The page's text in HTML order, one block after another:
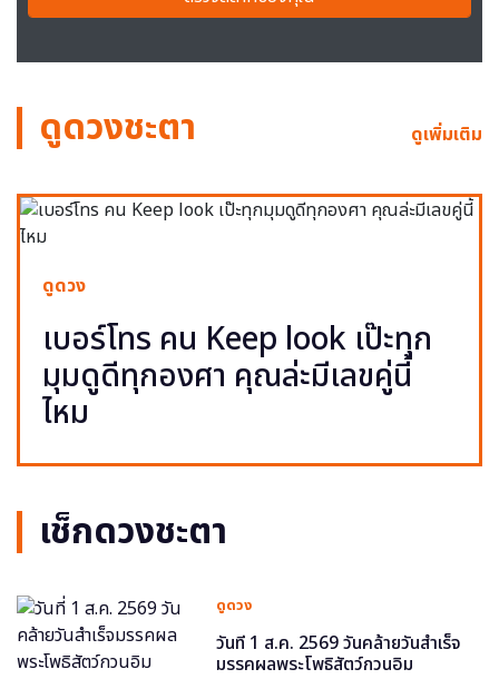
ดูดวงชะตา ดูเพิ่มเติม
ดูดวง
เบอร์โทร คน Keep look เป๊ะทุก
มุมดูดีทุกองศา คุณล่ะมีเลขคู่นี้
ไหม
เช็กดวงชะตา
ดูดวง
วันที่ 1 ส.ค. 2569 วันคล้ายวันสำเร็จ
มรรคผลพระโพธิสัตว์กวนอิม